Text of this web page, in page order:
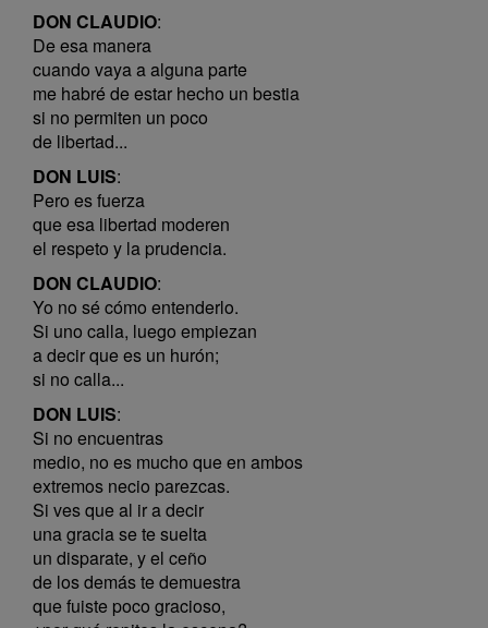
DON CLAUDIO:
De esa manera
cuando vaya a alguna parte
me habré de estar hecho un bestia
si no permiten un poco
de libertad...
DON LUIS:
Pero es fuerza
que esa libertad moderen
el respeto y la prudencia.
DON CLAUDIO:
Yo no sé cómo entenderlo.
Si uno calla, luego empiezan
a decir que es un hurón;
si no calla...
DON LUIS:
Si no encuentras
medio, no es mucho que en ambos
extremos necio parezcas.
Si ves que al ir a decir
una gracia se te suelta
un disparate, y el ceño
de los demás te demuestra
que fuiste poco gracioso,